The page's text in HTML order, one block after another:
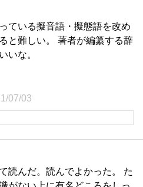
ている擬音語・擬態語を改め
と難しい。 著者が編纂する辞
いな。
07/03
読んだ。読んでよかった。 た